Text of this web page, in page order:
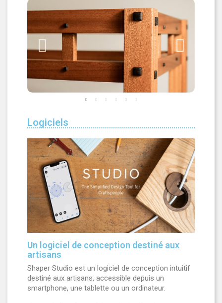
Logiciels
Un logiciel de conception destiné aux
artisans
Shaper Studio est un logiciel de conception intuitif
destiné aux artisans, accessible depuis un
smartphone, une tablette ou un ordinateur.